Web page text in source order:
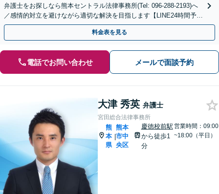
弁護士をお探しなら熊本セントラル法律事務所(Tel: 096-288-2193)へ
／感情的対立を避けながら適切な解決を目指します【LINE24時間予約
受付可】【休日・夜間相談可】
料金表を見る
電話でお問い合わせ メールで面談予約
大津 秀英 弁護士
宮田総合法律事務所
熊
本
県
|
熊本
市中
央区
慶徳校前駅
から徒歩1
分
営業時間：09:00
~18:00（平日）